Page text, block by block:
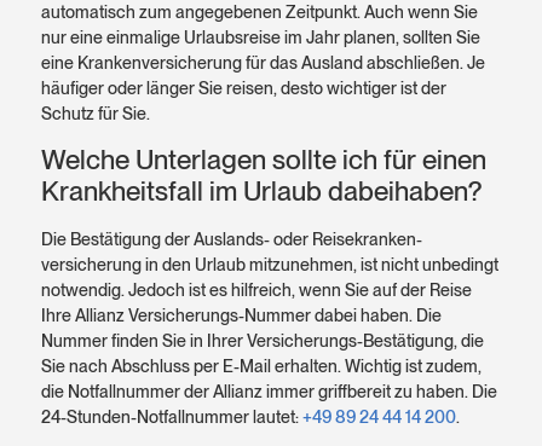
automatisch zum angegebenen Zeit­punkt. Auch wenn Sie
nur eine einmalige Urlaubs­reise im Jahr planen, sollten Sie
eine Kranken­versicherung für das Ausland abschließen. Je
häufiger oder länger Sie reisen, desto wichtiger ist der
Schutz für Sie.
Welche Unterlagen sollte ich für einen
Krankheitsfall im Urlaub dabeihaben?
Die Bestätigung der Auslands- oder Reise­kranken­
versicherung in den Urlaub mitzunehmen, ist nicht unbedingt
notwendig. Jedoch ist es hilfreich, wenn Sie auf der Reise
Ihre Allianz Versicherungs-Nummer dabei haben. Die
Nummer finden Sie in Ihrer Versicherungs-Bestätigung, die
Sie nach Abschluss per E-Mail erhalten. Wichtig ist zudem,
die Notfall­nummer der Allianz immer griff­bereit zu haben. Die
24-Stunden-Notfall­nummer lautet:+49 89 24 44 14 200.